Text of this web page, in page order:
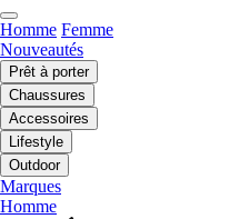
Homme Femme
Nouveautés
Prêt à porter
Chaussures
Accessoires
Lifestyle
Outdoor
Marques
Homme